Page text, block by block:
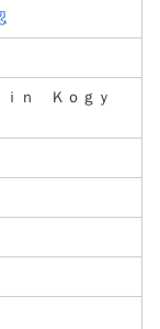
ｉｎ Ｋｏｇｙ